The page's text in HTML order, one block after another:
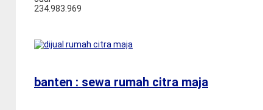
234.983.969
banten : sewa rumah citra maja